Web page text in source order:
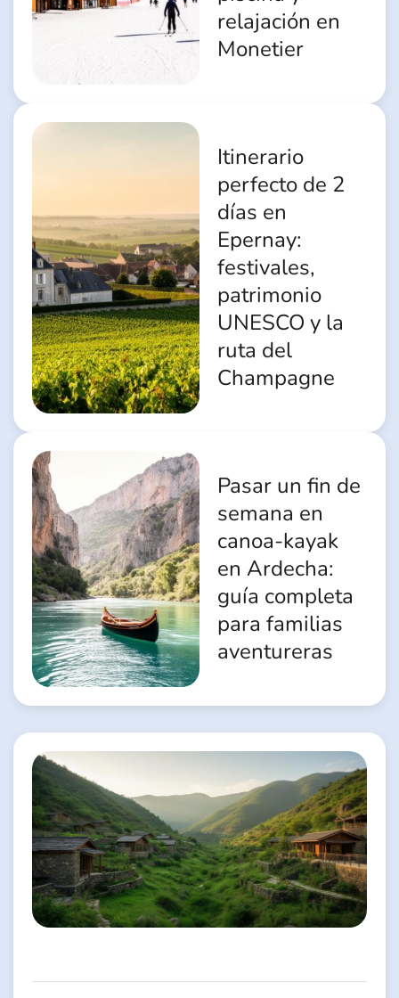
relajación en
Monetier
Itinerario
perfecto de 2
días en
Epernay:
festivales,
patrimonio
UNESCO y la
ruta del
Champagne
Pasar un fin de
semana en
canoa-kayak
en Ardecha:
guía completa
para familias
aventureras